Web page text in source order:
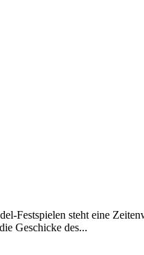
Festspielen steht eine
Geschicke des...